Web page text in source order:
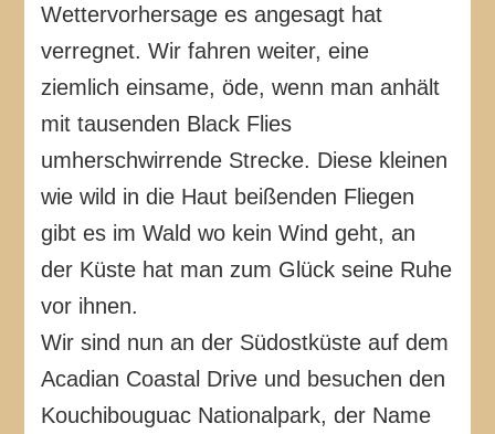
Wettervorhersage es angesagt hat
verregnet. Wir fahren weiter, eine
ziemlich einsame, öde, wenn man anhält
mit tausenden Black Flies
umherschwirrende Strecke. Diese kleinen
wie wild in die Haut beißenden Fliegen
gibt es im Wald wo kein Wind geht, an
der Küste hat man zum Glück seine Ruhe
vor ihnen.
Wir sind nun an der Südostküste auf dem
Acadian Coastal Drive und besuchen den
Kouchibouguac Nationalpark, der Name